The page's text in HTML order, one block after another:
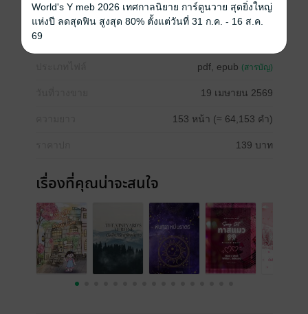
โรมานซ์ 18+ มาเฟีย โคแก่ คลั่งรัก
pdf, epub (สารบัญ)
19 เมษายน 2569
153 หน้า (≈ 64,153 คำ)
139 บาท
เรื่องที่คุณน่าจะสนใจ
World's Y meb 2026 เทศกาลนิยาย การ์ตูนวาย สุดยิ่งใหญ่
แห่งปี ลดสุดฟิน สูงสุด 80% ตั้งแต่วันที่ 31 ก.ค. - 16 ส.ค.
69